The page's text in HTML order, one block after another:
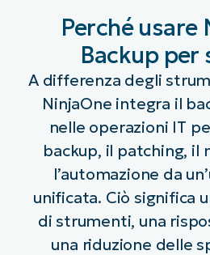
Perché usare
Backup per
A differenza degli
NinjaOne integra il
nelle operazioni IT
backup, il patching, il
l’automazione da
unificata. Ciò significa
di strumenti, una
una riduzione delle